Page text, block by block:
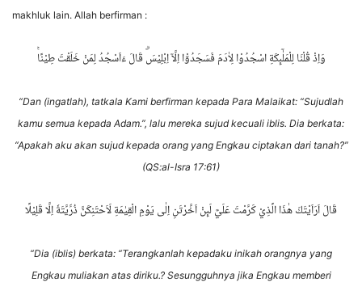
makhluk lain. Allah berfirman :
وَاِذْ قُلْنَا لِلْمَلٰۤىِٕكَةِ اسْجُدُوْا لِاٰدَمَ فَسَجَدُوْٓا اِلَّآ اِبْلِيْسَۗ قَالَ ءَاَسْجُدُ لِمَنْ خَلَقْتَ طِيْنًاۚ
“Dan (ingatlah), tatkala Kami berfirman kepada Para Malaikat: “Sujudlah
kamu semua kepada Adam.”, lalu mereka sujud kecuali iblis. Dia berkata:
“Apakah aku akan sujud kepada orang yang Engkau ciptakan dari tanah?”
(QS:al-Isra 17:61)
قَالَ اَرَاَيْتَكَ هٰذَا الَّذِيْ كَرَّمْتَ عَلَيَّ لَىِٕنْ اَخَّرْتَنِ اِلٰى يَوْمِ الْقِيٰمَةِ لَاَحْتَنِكَنَّ ذُرِّيَّتَهٗٓ اِلَّا قَلِيْلًا
“Dia (iblis) berkata: “Terangkanlah kepadaku inikah orangnya yang
Engkau muliakan atas diriku.? Sesungguhnya jika Engkau memberi